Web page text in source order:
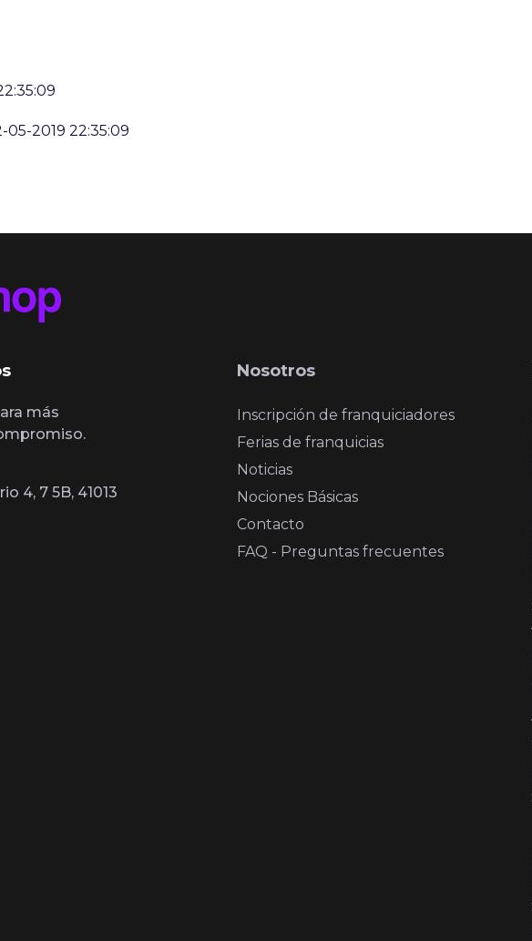
2019 22:35:09
más
4, 7 5B, 41013
Nosotros
Inscripción de franquiciadores
Ferias de franquicias
Noticias
Nociones Básicas
Contacto
FAQ - Preguntas frecuentes